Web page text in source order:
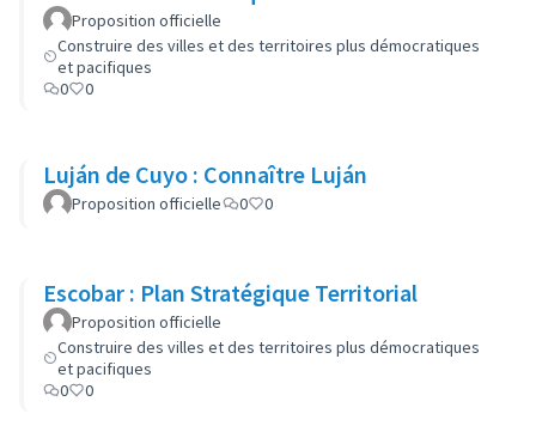
Proposition officielle
Construire des villes et des territoires plus démocratiques
et pacifiques
0
0
Luján de Cuyo : Connaître Luján
Proposition officielle 0 0
Escobar : Plan Stratégique Territorial
Proposition officielle
Construire des villes et des territoires plus démocratiques
et pacifiques
0
0